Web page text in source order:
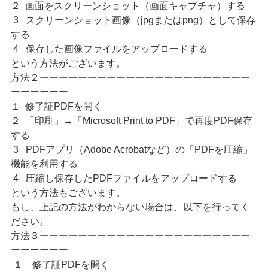
２ 画面をスクリーンショット（画面キャプチャ）する
3 スクリーンショット画像（jpgまたはpng）として保存
する
4 保存した画像ファイルをアップロードする
という方法がございます。
方法２ーーーーーーーーーーーーーーーーーーーーーー
ーーーーーー
１ 修了証PDFを開く
２ 「印刷」→「Microsoft Print to PDF」で再度PDF保存
する
3 PDFアプリ（Adobe Acrobatなど）の「PDFを圧縮」
機能を利用する
4 圧縮し保存したPDFファイルをアップロードする
という方法もございます。
もし、上記の方法がわからない場合は、以下を行ってく
ださい。
方法３ーーーーーーーーーーーーーーーーーーーーーー
ーーーーーー
１ 修了証PDFを開く